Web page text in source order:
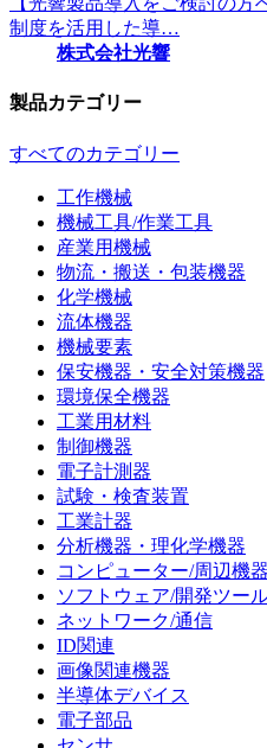
制度を活用した導…
株式会社光響
製品カテゴリー
すべてのカテゴリー
工作機械
機械工具/作業工具
産業用機械
物流・搬送・包装機器
化学機械
流体機器
機械要素
保安機器・安全対策機器
環境保全機器
工業用材料
制御機器
電子計測器
試験・検査装置
工業計器
分析機器・理化学機器
コンピューター/周辺機器
ソフトウェア/開発ツー
ネットワーク/通信
ID関連
画像関連機器
半導体デバイス
電子部品